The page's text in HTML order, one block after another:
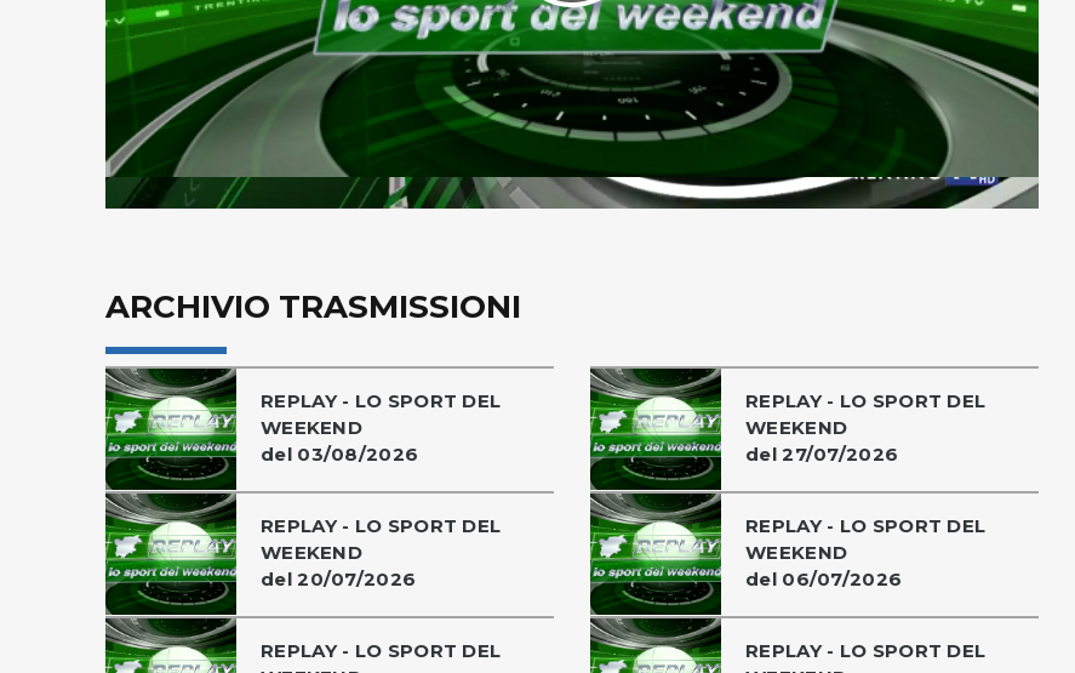
ARCHIVIO TRASMISSIONI
REPLAY - LO SPORT DEL
WEEKEND
del 03/08/2026
REPLAY - LO SPORT DEL
WEEKEND
del 27/07/2026
REPLAY - LO SPORT DEL
WEEKEND
del 20/07/2026
REPLAY - LO SPORT DEL
WEEKEND
del 06/07/2026
REPLAY - LO SPORT DEL
REPLAY - LO SPORT DEL